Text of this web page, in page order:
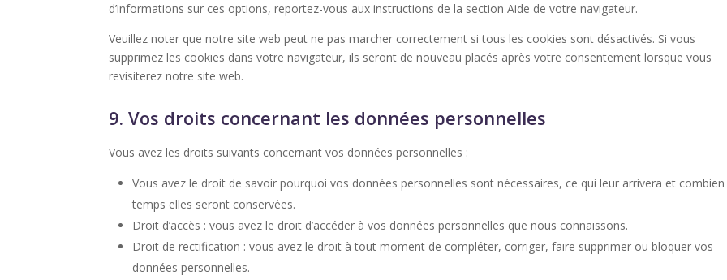
d’informations sur ces options, reportez-vous aux instructions de la section Aide de votre navigateur.
Veuillez noter que notre site web peut ne pas marcher correctement si tous les cookies sont désactivés. Si vous
supprimez les cookies dans votre navigateur, ils seront de nouveau placés après votre consentement lorsque vous
revisiterez notre site web.
9. Vos droits concernant les données personnelles
Vous avez les droits suivants concernant vos données personnelles :
Vous avez le droit de savoir pourquoi vos données personnelles sont nécessaires, ce qui leur arrivera et combien
temps elles seront conservées.
Droit d’accès : vous avez le droit d’accéder à vos données personnelles que nous connaissons.
Droit de rectification : vous avez le droit à tout moment de compléter, corriger, faire supprimer ou bloquer vos
données personnelles.